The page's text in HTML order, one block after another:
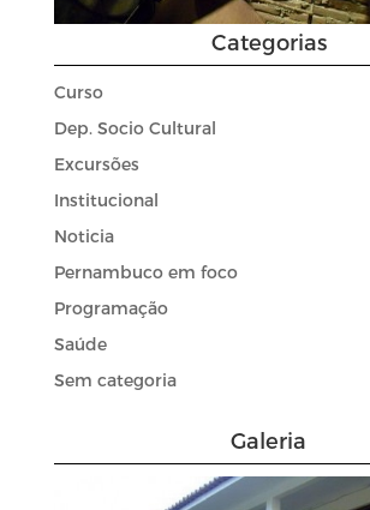
Categorias
Curso
Dep. Socio Cultural
Excursões
Institucional
Noticia
Pernambuco em foco
Programação
Saúde
Sem categoria
Galeria